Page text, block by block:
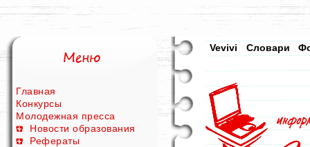
Главная
Конкурсы
Молодежная пресса
Новости образования
Рефераты
Vevivi Словари